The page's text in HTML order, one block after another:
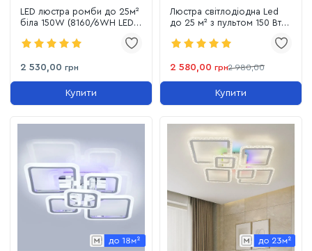
LED люстра ромби до 25м²
біла 150W (8160/6WH LED
2 530,00 грн
Купити
Люстра світлодіодна Led
до 25 м² з пультом 150 Вт
BK)
2 580,00 грн2 980,00
Купити